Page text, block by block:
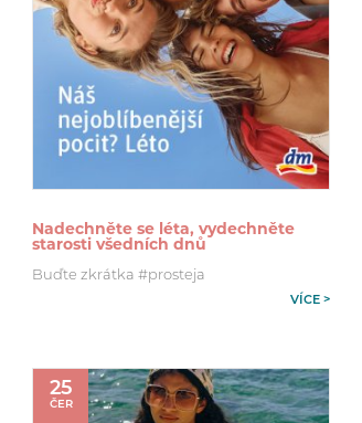
Nadechněte se léta, vydechněte
starosti všedních dnů
Buďte zkrátka #prosteja
VÍCE >
25
ČER